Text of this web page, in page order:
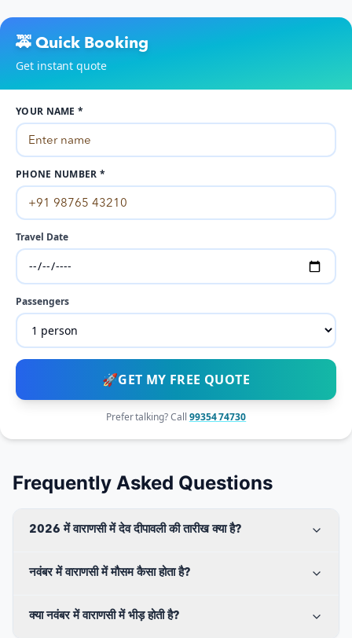
🚕 Quick Booking
Get instant quote
YOUR NAME *
PHONE NUMBER *
Travel Date
Passengers
🚀GET MY FREE QUOTE
Prefer talking? Call 99354 74730
Frequently Asked Questions
2026 में वाराणसी में देव दीपावली की तारीख क्या है?
नवंबर में वाराणसी में मौसम कैसा होता है?
क्या नवंबर में वाराणसी में भीड़ होती है?